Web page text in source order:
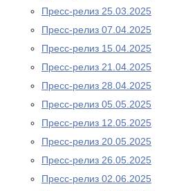
Пресс-релиз 25.03.2025
Пресс-релиз 07.04.2025
Пресс-релиз 15.04.2025
Пресс-релиз 21.04.2025
Пресс-релиз 28.04.2025
Пресс-релиз 05.05.2025
Пресс-релиз 12.05.2025
Пресс-релиз 20.05.2025
Пресс-релиз 26.05.2025
Пресс-релиз 02.06.2025